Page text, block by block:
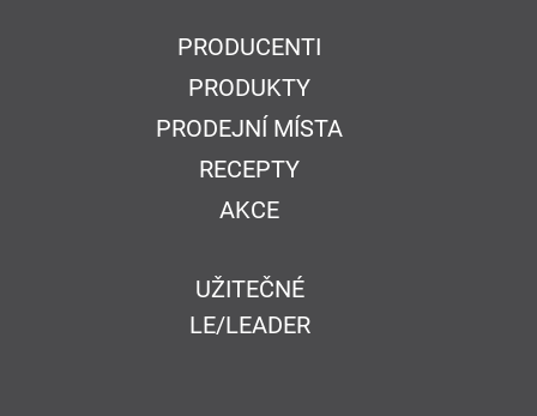
PRODUCENTI
PRODUKTY
PRODEJNÍ MÍSTA
RECEPTY
AKCE
UŽITEČNÉ
LE/LEADER